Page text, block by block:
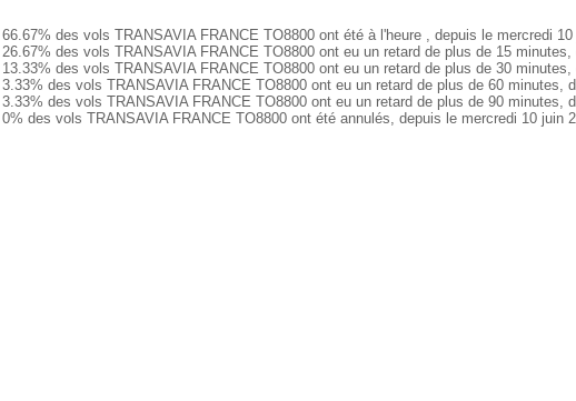
66.67% des vols TRANSAVIA FRANCE TO8800 ont été à l'heure , depuis le mercredi 10
26.67% des vols TRANSAVIA FRANCE TO8800 ont eu un retard de plus de 15
13.33% des vols TRANSAVIA FRANCE TO8800 ont eu un retard de plus de 30
3.33% des vols TRANSAVIA FRANCE TO8800 ont eu un retard de plus de 60 minutes,
3.33% des vols TRANSAVIA FRANCE TO8800 ont eu un retard de plus de 90 minutes,
0% des vols TRANSAVIA FRANCE TO8800 ont été annulés, depuis le mercredi 10 juin